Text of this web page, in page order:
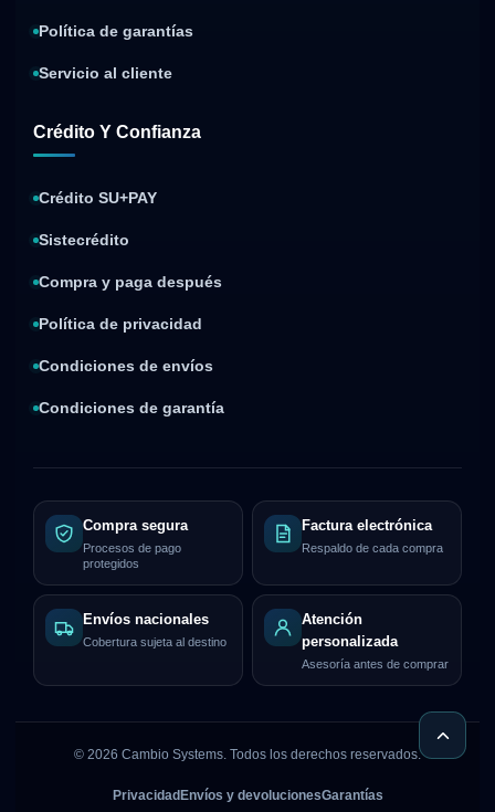
Política de garantías
Servicio al cliente
Crédito Y Confianza
Crédito SU+PAY
Sistecrédito
Compra y paga después
Política de privacidad
Condiciones de envíos
Condiciones de garantía
Compra segura
Procesos de pago
protegidos
Factura electrónica
Respaldo de cada compra
Envíos nacionales
Cobertura sujeta al destino
Atención
personalizada
Asesoría antes de comprar
© 2026 Cambio Systems. Todos los derechos reservados.
Privacidad Envíos y devolucionesGarantías